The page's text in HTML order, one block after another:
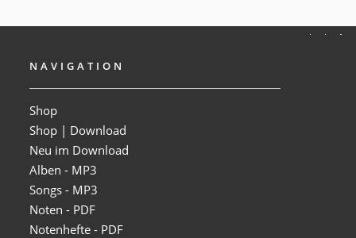
NAVIGATION
Shop
Shop | Download
Neu im Download
Alben - MP3
Songs - MP3
Noten - PDF
Notenhefte - PDF